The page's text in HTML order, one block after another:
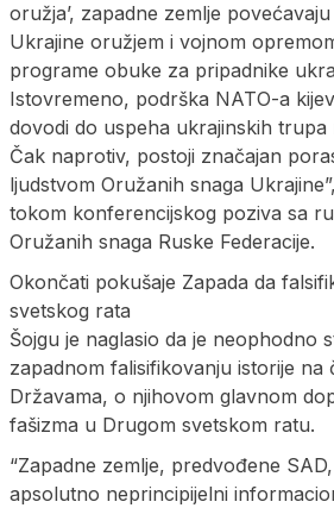
oružja’, zapadne zemlje
Ukrajine oružjem i vojnom
programe obuke za pripadnike
Istovremeno, podrška NATO-a
dovodi do uspeha ukrajinskih trupa
Čak naprotiv, postoji značajan
ljudstvom Oružanih snaga
tokom konferencijskog poziva sa
Oružanih snaga Ruske Federacije.
Okončati pokušaje Zapada da
svetskog rata
Šojgu je naglasio da je neophodno
zapadnom falisifikovanju istorije na
Državama, o njihovom glavnom
fašizma u Drugom svetskom ratu.
“Zapadne zemlje, predvođene
apsolutno neprincipijelni